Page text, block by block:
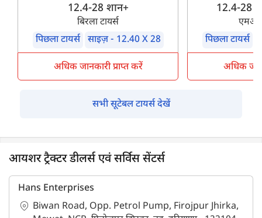
12.4-28 शान+
बिरला टायर्स
पिछला टायर्स
साइज़ - 12.40 X 28
अधिक जानकारी प्राप्त करें
12.4-28
पिछला टायर्स
अधिक
सभी सूटेबल टायर्स देखें
आयशर ट्रैक्टर डीलर्स एवं सर्विस सेंटर्स
Hans Enterprises
Biwan Road, Opp. Petrol Pump, Firojpur Jhirka,